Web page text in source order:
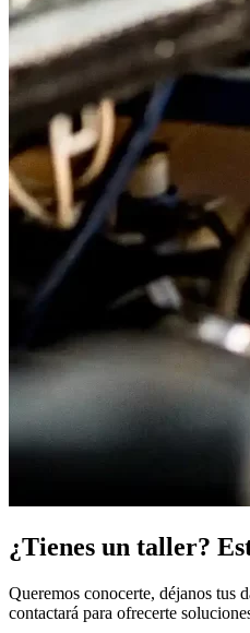
¿Tienes un taller?
Queremos conocerte, déjanos tus
contactará para ofrecerte